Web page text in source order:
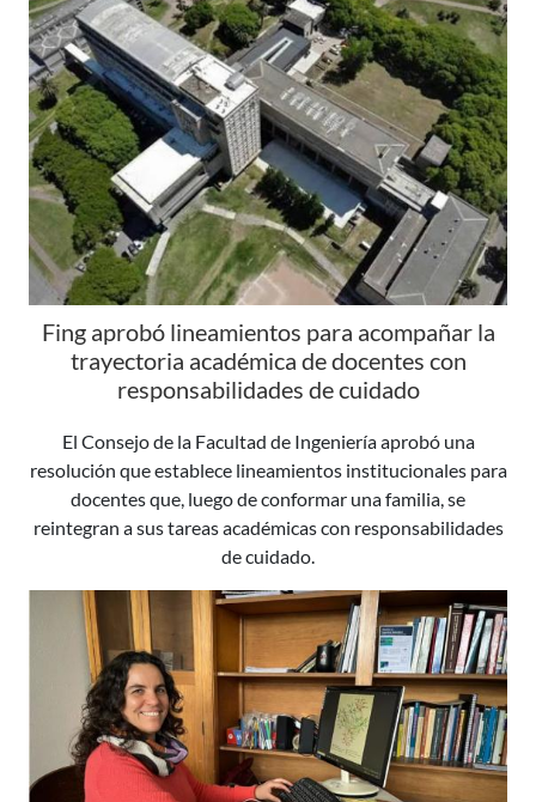
Fing aprobó lineamientos para acompañar la
trayectoria académica de docentes con
responsabilidades de cuidado
El Consejo de la Facultad de Ingeniería aprobó una
resolución que establece lineamientos institucionales para
docentes que, luego de conformar una familia, se
reintegran a sus tareas académicas con responsabilidades
de cuidado.